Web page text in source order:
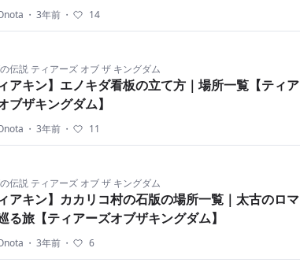
・ 3年前 ・ 14
伝説 ティアーズ オブ ザ キングダム
ィアキン】エノキダ看板の立て方｜場所一覧【ティア
ブザキングダム】
・ 3年前 ・ 11
伝説 ティアーズ オブ ザ キングダム
ィアキン】カカリコ村の石版の場所一覧｜太古のロマ
る旅【ティアーズオブザキングダム】
・ 3年前 ・ 6